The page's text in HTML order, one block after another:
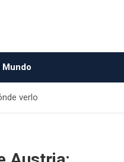
Mundo
verlo